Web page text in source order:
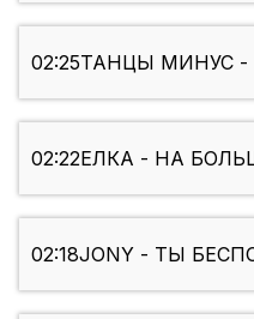
02:25ТАНЦЫ МИНУС -
02:22ЕЛКА - НА
02:18JONY - ТЫ